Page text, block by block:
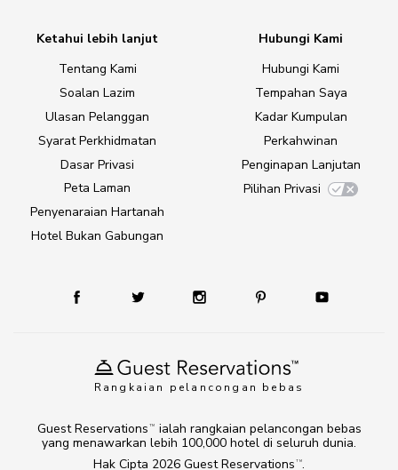
Rangkaian pelancongan bebas
Ketahui lebih lanjut
Tentang Kami
Soalan Lazim
Ulasan Pelanggan
Syarat Perkhidmatan
Dasar Privasi
Peta Laman
Penyenaraian Hartanah
Hotel Bukan Gabungan
Hubungi Kami
Hubungi Kami
Tempahan Saya
Kadar Kumpulan
Perkahwinan
Penginapan Lanjutan
Pilihan Privasi
Hak Cipta 2026 Guest Reservations TM.
Guest Reservations TM
ialah rangkaian pelancongan bebas
yang menawarkan lebih 100,000 hotel di seluruh dunia.